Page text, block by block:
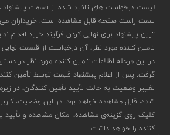
لیست درخواست های تائید شده از قسمت پیشنهاد
سمت راست صفحه قابل مشاهده است. خریداران می
ترین پیشنهاد برای نهایی کردن فرآیند خرید اقدام
تامین کننده مورد نظر، آن درخواست از قسمت
در این مرحله اطلاعات تامین کننده مورد نظر در
گرفت. پس از اعلام پیشنهاد قیمت توسط تأمین
تغییر وضعیت به حالت تأیید تأمین‌ کنندگان، در
شده، قابل مشاهده خواهد بود. در این وضعیت،
کلیک روی گزینه‌ی مشاهده، امکان مشاهده‌ و تأیید
‌کننده را خواهد داشت.